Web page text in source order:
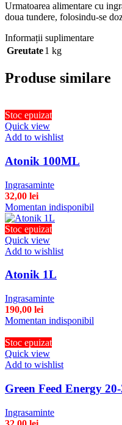
Urmatoarea alimentare cu
doua tundere, folosindu-se
Informații suplimentare
Greutate1 kg
Produse similare
Stoc epuizat
Quick view
Add to wishlist
Atonik 100ML
Ingrasaminte
32,00 lei
Momentan indisponibil
Stoc epuizat
Quick view
Add to wishlist
Atonik 1L
Ingrasaminte
190,00 lei
Momentan indisponibil
Stoc epuizat
Quick view
Add to wishlist
Green Feed Energy
Ingrasaminte